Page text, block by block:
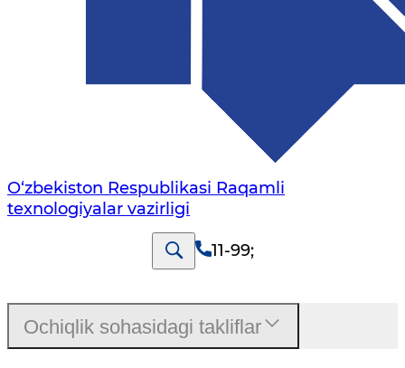
O‘zbekiston Respublikasi Raqamli
texnologiyalar vazirligi
11-99;
Ochiqlik sohasidagi takliflar